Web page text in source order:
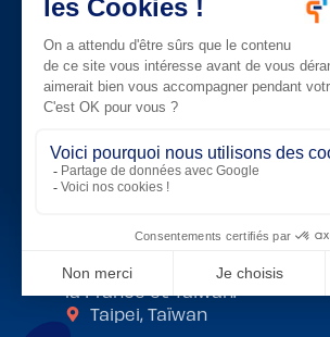
Suivez les
Découvrez nos dernières
événements
Programmes de résidences
artistiques bilatérales, entre
la France et Taïwan.
Taipei, Taïwan